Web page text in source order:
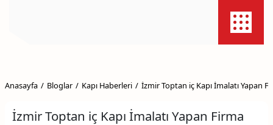
Anasayfa Bloglar Kapı Haberleri İzmir Toptan iç Kapı İmalatı Yapan
İzmir Toptan iç Kapı İmalatı Yapan Firma